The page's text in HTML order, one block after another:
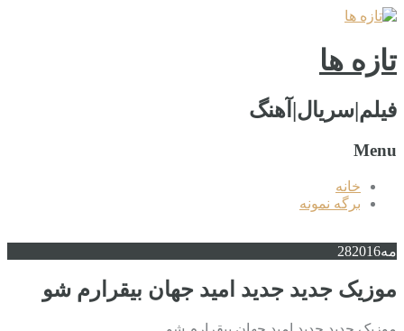
تازه ها
فیلم|سریال|آهنگ
Menu
خانه
برگه نمونه
مه 282016
موزیک جدید جديد امید جهان بیقرارم شو